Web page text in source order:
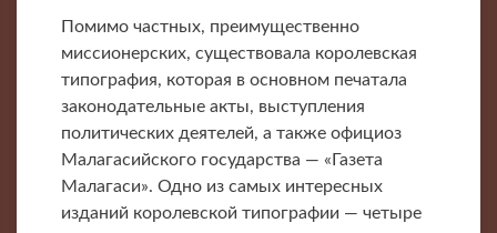
Помимо частных, преимущественно
миссионерских, существовала королевская
типография, которая в основном печатала
законодательные акты, выступления
политических деятелей, а также официоз
Малагасийского государства — «Газета
Малагаси». Одно из самых интересных
изданий королевской типографии — четыре